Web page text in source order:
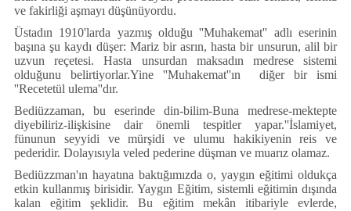
ve fakirliği aşmayı düşünüyordu.
Üstadın 1910'larda yazmış olduğu ''Muhakemat'' adlı eserinin
başına şu kaydı düşer: Mariz bir asrın, hasta bir unsurun, alil bir
uzvun reçetesi. Hasta unsurdan maksadın medrese sistemi
olduğunu belirtiyorlar.Yine ''Muhakemat''ın diğer bir ismi
''Recetetül ulema''dır.
Bediüzzaman, bu eserinde din-bilim-Buna medrese-mektepte
diyebiliriz-ilişkisine dair önemli tespitler yapar.''İslamiyet,
fünunun seyyidi ve mürşidi ve ulumu hakikiyenin reis ve
pederidir. Dolayısıyla veled pederine düşman ve muarız olamaz.
Bediüzzman'ın hayatına baktığımızda o, yaygın eğitimi oldukça
etkin kullanmış birisidir. Yaygın Eğitim, sistemli eğitimin dışında
kalan eğitim şeklidir. Bu eğitim mekân itibariyle evlerde,